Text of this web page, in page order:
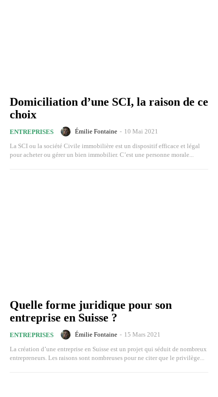
Domiciliation d’une SCI, la raison de ce
choix
ENTREPRISES Émilie Fontaine - 10 Mai 2021
La SCI ou la société Civile immobilière est un dispositif efficace et légal
pour acheter ou gérer un bien immobilier. C’est une personne morale...
Quelle forme juridique pour son
entreprise en Suisse ?
ENTREPRISES Émilie Fontaine - 15 Mars 2021
La création d’une entreprise en Suisse est un projet qui séduit de nombreux
entrepreneurs. Les raisons sont nombreuses pour ne citer que le privilège...